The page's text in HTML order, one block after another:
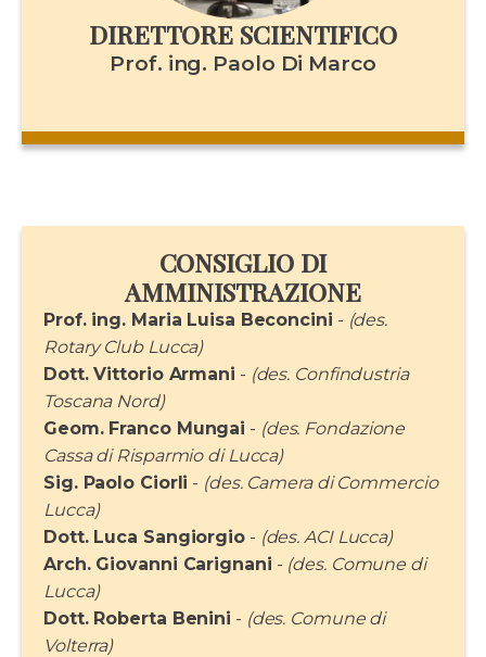
DIRETTORE SCIENTIFICO
Prof. ing. Paolo Di Marco
CONSIGLIO DI
AMMINISTRAZIONE
Prof. ing. Maria Luisa Beconcini - (des.
Rotary Club Lucca)
Dott. Vittorio Armani - (des. Confindustria
Toscana Nord)
Geom. Franco Mungai - (des. Fondazione
Cassa di Risparmio di Lucca)
Sig. Paolo Ciorli - (des. Camera di Commercio
Lucca)
Dott. Luca Sangiorgio- (des. ACI Lucca)
Arch. Giovanni Carignani - (des. Comune di
Lucca)
Dott. Roberta Benini - (des. Comune di
Volterra)